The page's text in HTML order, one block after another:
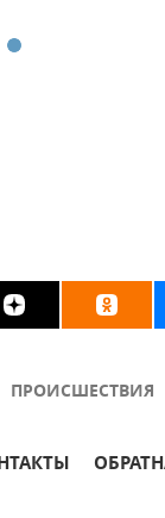
ПРОИСШЕСТВИЯ